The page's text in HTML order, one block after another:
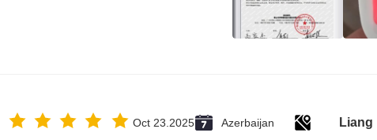
Liang
Azerbaijan
Oct 23.2025